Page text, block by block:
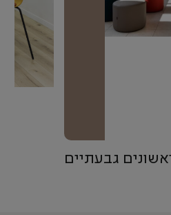
גבעתיים